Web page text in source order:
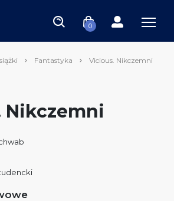
0
Fantastyka Vicious. Nikczemni
Nikczemni